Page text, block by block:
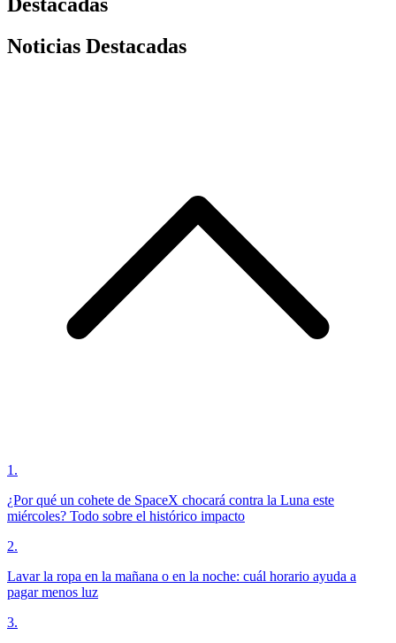
Noticias Destacadas
1 .
¿Por qué un cohete de SpaceX chocará contra la Luna este
miércoles? Todo sobre el histórico impacto
2.
Lavar la ropa en la mañana o en la noche: cuál horario ayuda a
pagar menos luz
3.